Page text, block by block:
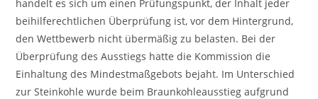
handelt es sich um einen Prüfungspunkt, der Inhalt jeder
beihilferechtlichen Überprüfung ist, vor dem Hintergrund,
den Wettbewerb nicht übermäßig zu belasten. Bei der
Überprüfung des Ausstiegs hatte die Kommission die
Einhaltung des Mindestmaßgebots bejaht. Im Unterschied
zur Steinkohle wurde beim Braunkohleausstieg aufgrund